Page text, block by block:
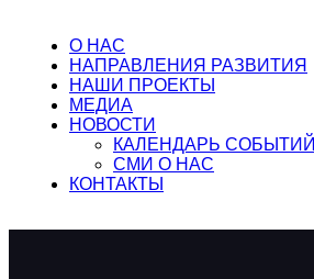
О НАС
НАПРАВЛЕНИЯ РАЗВИТИЯ
НАШИ ПРОЕКТЫ
МЕДИА
НОВОСТИ
КАЛЕНДАРЬ СОБЫТИЙ
СМИ О НАС
КОНТАКТЫ